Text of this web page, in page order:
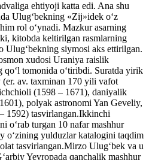
ehtiyoji katta edi. Ana shu
Ulug‘bekning «Zij»idek o‘z
rol o‘ynadi. Mazkur asarning
kitobda keltirilgan rasmlarning
Ulug‘bekning siymosi aks ettirilgan.
xudosi Uraniya raislik
qo‘l tomonida o‘tiribdi. Suratda yirik
(er. av. taxminan 170 yili vafot
(1598 – 1671), daniyalik
polyak astronomi Yan Geveliy,
1592) tasvirlangan.Ikkinchi
o‘rab turgan 10 nafar mashhur
o‘zining yulduzlar katalogini taqdim
tasvirlangan.Mirzo Ulug‘bek va u
Yevropada qanchalik mashhur